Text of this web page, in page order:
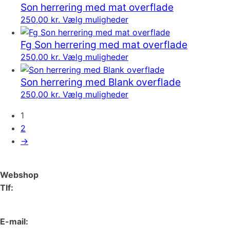
Son herrering med mat overflade
250,00 kr. Vælg mulighederDette
vare
har
flere
varianter.
Mulighederne
kan
Fg Son herrering med mat overflade
250,00 kr. Vælg mulighederDette
vare
har
flere
Son herrering med Blank overflade
250,00 kr. Vælg mulighederDette
1
2
→
Webshop
Tlf:
E-mail: